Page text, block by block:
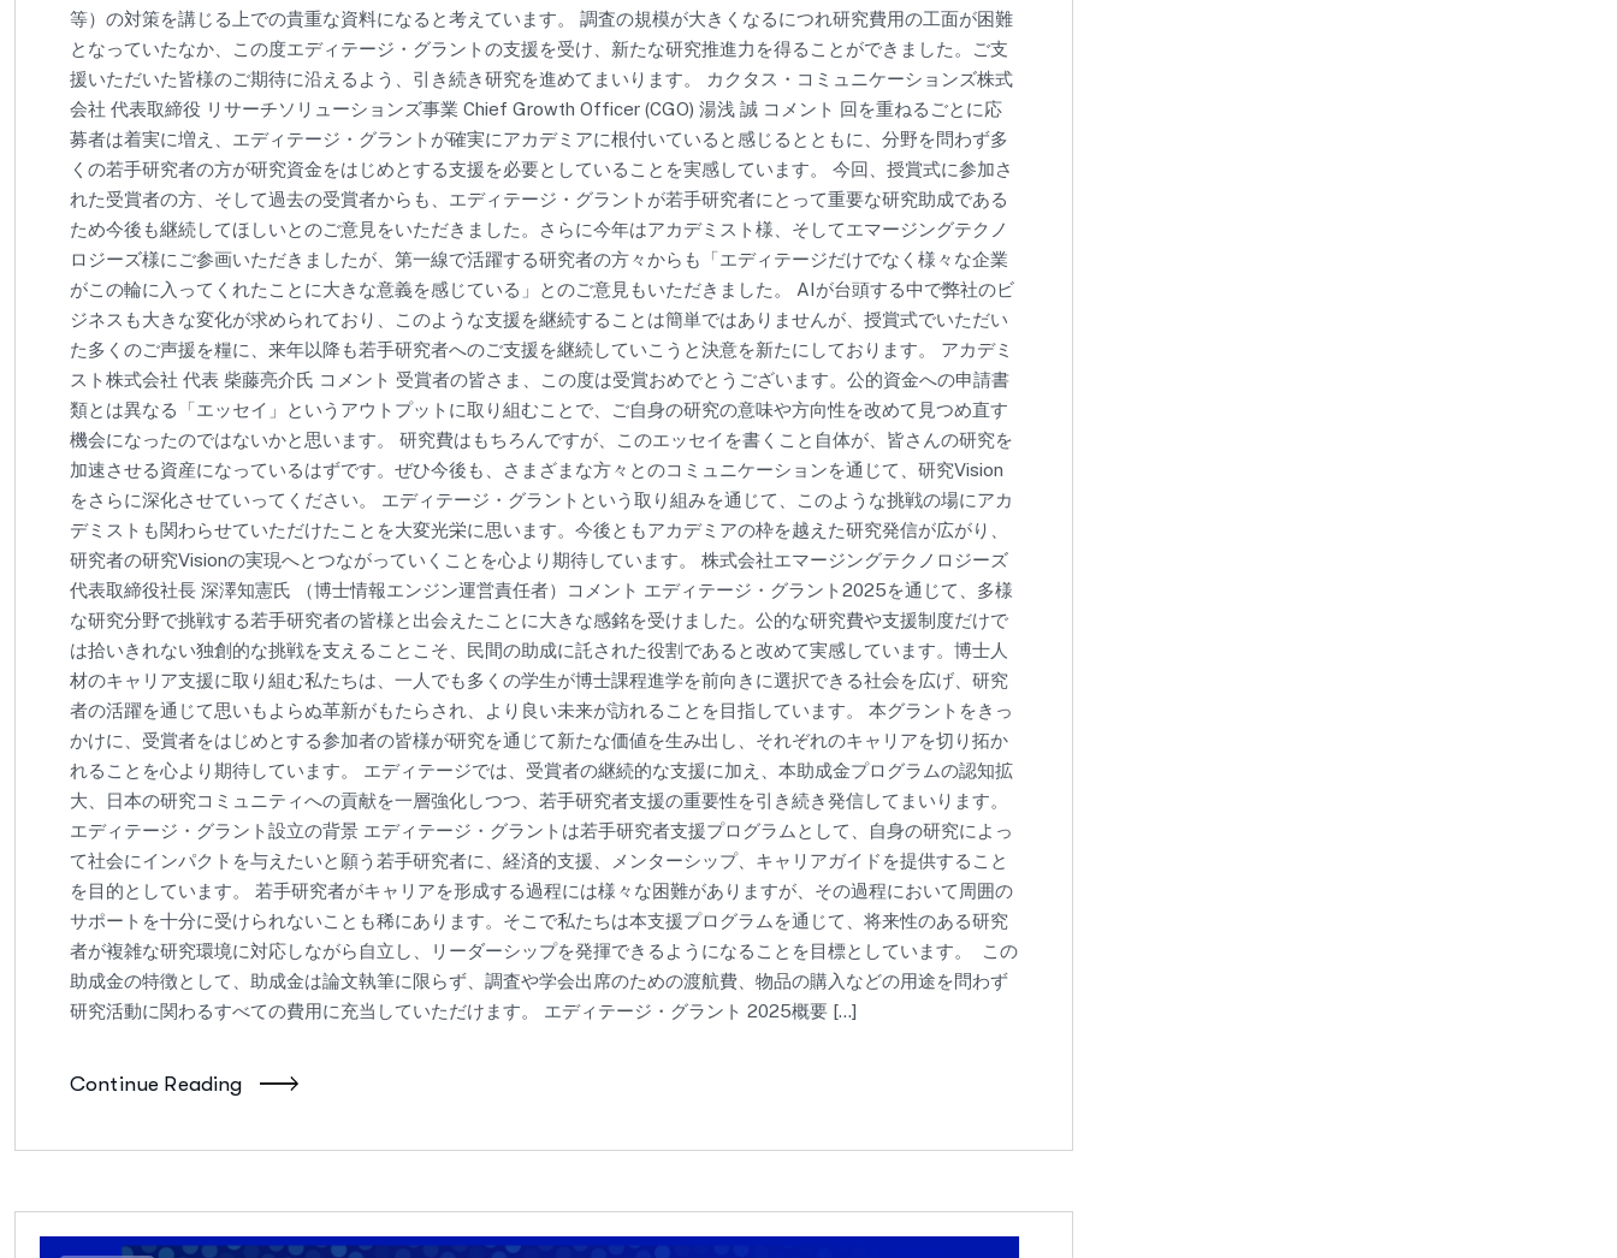
等）の対策を講じる上での貴重な資料になると考えています。 調査の規模が大きくなるにつれ研究費用の工面が困難
となっていたなか、この度エディテージ・グラントの支援を受け、新たな研究推進力を得ることができました。ご支
援いただいた皆様のご期待に沿えるよう、引き続き研究を進めてまいります。 カクタス・コミュニケーションズ株式
会社 代表取締役 リサーチソリューションズ事業 Chief Growth Officer (CGO) 湯浅 誠 コメント 回を重ねるごとに応
募者は着実に増え、エディテージ・グラントが確実にアカデミアに根付いていると感じるとともに、分野を問わず多
くの若手研究者の方が研究資金をはじめとする支援を必要としていることを実感しています。 今回、授賞式に参加さ
れた受賞者の方、そして過去の受賞者からも、エディテージ・グラントが若手研究者にとって重要な研究助成である
ため今後も継続してほしいとのご意見をいただきました。さらに今年はアカデミスト様、そしてエマージングテクノ
ロジーズ様にご参画いただきましたが、第一線で活躍する研究者の方々からも「エディテージだけでなく様々な企業
がこの輪に入ってくれたことに大きな意義を感じている」とのご意見もいただきました。 AIが台頭する中で弊社のビ
ジネスも大きな変化が求められており、このような支援を継続することは簡単ではありませんが、授賞式でいただい
た多くのご声援を糧に、来年以降も若手研究者へのご支援を継続していこうと決意を新たにしております。 アカデミ
スト株式会社 代表 柴藤亮介氏 コメント 受賞者の皆さま、この度は受賞おめでとうございます。公的資金への申請書
類とは異なる「エッセイ」というアウトプットに取り組むことで、ご自身の研究の意味や方向性を改めて見つめ直す
機会になったのではないかと思います。 研究費はもちろんですが、このエッセイを書くこと自体が、皆さんの研究を
加速させる資産になっているはずです。ぜひ今後も、さまざまな方々とのコミュニケーションを通じて、研究Vision
をさらに深化させていってください。 エディテージ・グラントという取り組みを通じて、このような挑戦の場にアカ
デミストも関わらせていただけたことを大変光栄に思います。今後ともアカデミアの枠を越えた研究発信が広がり、
研究者の研究Visionの実現へとつながっていくことを心より期待しています。 株式会社エマージングテクノロジーズ
代表取締役社⻑ 深澤知憲氏 （博士情報エンジン運営責任者）コメント エディテージ・グラント2025を通じて、多様
な研究分野で挑戦する若手研究者の皆様と出会えたことに大きな感銘を受けました。公的な研究費や支援制度だけで
は拾いきれない独創的な挑戦を支えることこそ、民間の助成に託された役割であると改めて実感しています。博士人
材のキャリア支援に取り組む私たちは、一人でも多くの学生が博士課程進学を前向きに選択できる社会を広げ、研究
者の活躍を通じて思いもよらぬ革新がもたらされ、より良い未来が訪れることを目指しています。 本グラントをきっ
かけに、受賞者をはじめとする参加者の皆様が研究を通じて新たな価値を生み出し、それぞれのキャリアを切り拓か
れることを心より期待しています。 エディテージでは、受賞者の継続的な支援に加え、本助成金プログラムの認知拡
大、日本の研究コミュニティへの貢献を一層強化しつつ、若手研究者支援の重要性を引き続き発信してまいります。
エディテージ・グラント設立の背景 エディテージ・グラントは若手研究者支援プログラムとして、自身の研究によっ
て社会にインパクトを与えたいと願う若手研究者に、経済的支援、メンターシップ、キャリアガイドを提供すること
を目的としています。 若手研究者がキャリアを形成する過程には様々な困難がありますが、その過程において周囲の
サポートを十分に受けられないことも稀にあります。そこで私たちは本支援プログラムを通じて、将来性のある研究
者が複雑な研究環境に対応しながら自立し、リーダーシップを発揮できるようになることを目標としています。 この
助成金の特徴として、助成金は論文執筆に限らず、調査や学会出席のための渡航費、物品の購入などの用途を問わず
研究活動に関わるすべての費用に充当していただけます。 エディテージ・グラント 2025概要 […]
Continue Reading